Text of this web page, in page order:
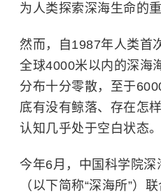
为人类探索深海生命的重
然而，自1987年人类首
全球4000米以内的深海
分布十分零散，至于
底有没有鲸落、存在怎
认知几乎处于空白状态。
今年6月，中国科学院
（以下简称“深海所”）